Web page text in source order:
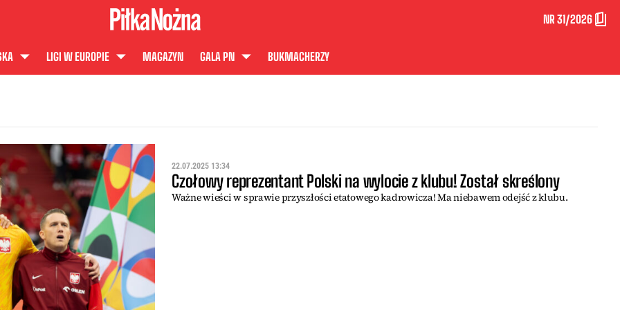
NR 31/2026
LIGI W EUROPIE MAGAZYN GALA PN BUKMACHERZY
22.07.2025 13:34
Czołowy reprezentant Polski na wylocie z klubu! Został skreślony
Ważne wieści w sprawie przyszłości etatowego kadrowicza! Ma niebawem odejść z klubu.